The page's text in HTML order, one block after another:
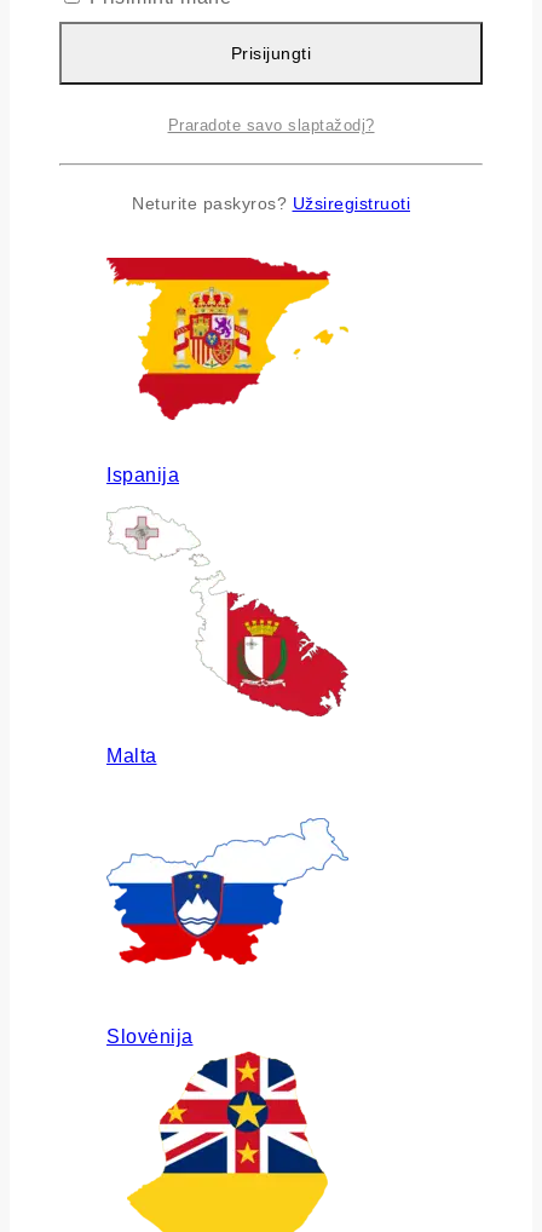
Airija
Ispanija
Malta
Slovėnija
Prisijungti
Praradote savo slaptažodį?
Neturite paskyros? Užsiregistruoti